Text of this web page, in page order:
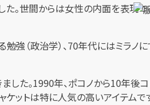
。世間からは女性の内面を表現
強（政治学）、70年代にはミラノ
た。1990年、ポコノから10年後コ
ットは特に人気の高いアイテムで